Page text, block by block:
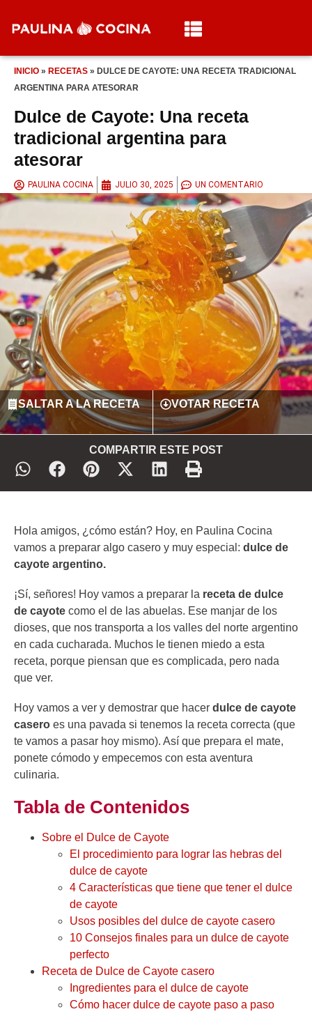
INICIO » RECETAS » DULCE DE CAYOTE: UNA RECETA TRADICIONAL
ARGENTINA PARA ATESORAR
Dulce de Cayote: Una receta
tradicional argentina para
atesorar
PAULINA COCINA JULIO 30, 2025 UN COMENTARIO
SALTAR A LA RECETA VOTAR RECETA
COMPARTIR ESTE POST
Hola amigos, ¿cómo están? Hoy, en Paulina Cocina
vamos a preparar algo casero y muy especial: dulce de
cayote argentino.
¡Sí, señores! Hoy vamos a preparar la receta de dulce
de cayote como el de las abuelas. Ese manjar de los
dioses, que nos transporta a los valles del norte argentino
en cada cucharada. Muchos le tienen miedo a esta
receta, porque piensan que es complicada, pero nada
que ver.
Hoy vamos a ver y demostrar que hacer dulce de cayote
casero es una pavada si tenemos la receta correcta (que
te vamos a pasar hoy mismo). Así que prepara el mate,
ponete cómodo y empecemos con esta aventura
culinaria.
Tabla de Contenidos
Sobre el Dulce de Cayote
El procedimiento para lograr las hebras del
dulce de cayote
4 Características que tiene que tener el dulce
de cayote
Usos posibles del dulce de cayote casero
10 Consejos finales para un dulce de cayote
perfecto
Receta de Dulce de Cayote casero
Ingredientes para el dulce de cayote
Cómo hacer dulce de cayote paso a paso